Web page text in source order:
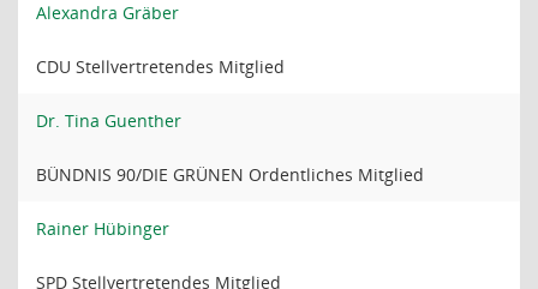
Alexandra Gräber
CDU Stellvertretendes Mitglied
Dr. Tina Guenther
BÜNDNIS 90/DIE GRÜNEN Ordentliches Mitglied
Rainer Hübinger
SPD Stellvertretendes Mitglied